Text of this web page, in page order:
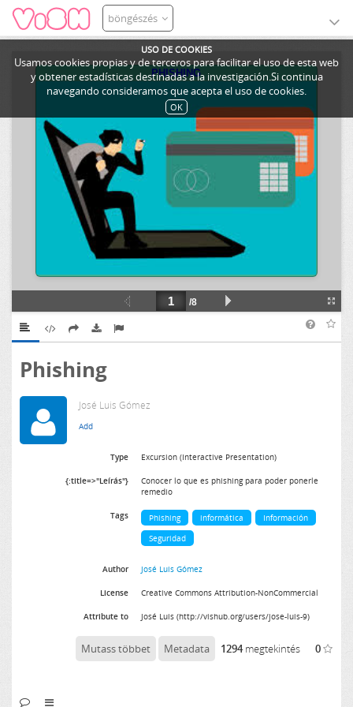
USO DE COOKIES
Usamos cookies propias y de terceros para facilitar el uso de esta web
y obtener estadísticas destinadas a la investigación.Si continua
navegando consideramos que acepta el uso de cookies.
OK
böngészés
Phishing
José Luis Gómez
Type Excursion (Interactive Presentation)
{:title=>"Leírás"}
Conocer lo que es phishing para poder ponerle
remedio
Tags Phishing informática
Información
Seguridad
Author José Luis Gómez
License Creative Commons Attribution-NonCommercial
Attribute to José Luis (http://vishub.org/users/jose-luis-9)
Mutass többet Metadata 1294megtekintés 0